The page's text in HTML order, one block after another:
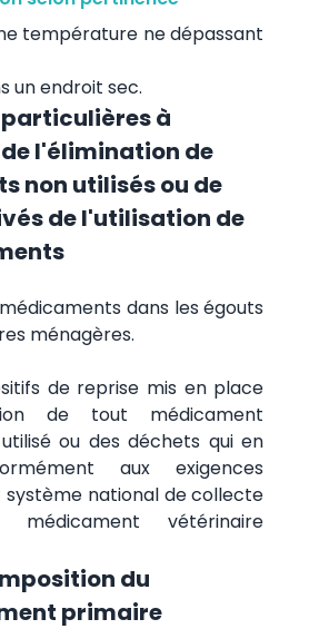
température ne dépassant
un endroit sec.
à
l'élimination de
non utilisés ou de
de l'utilisation de
dans les égouts
ménagères.
de reprise mis en place
de tout médicament
ou des déchets qui en
aux exigences
national de collecte
médicament vétérinaire
du
primaire